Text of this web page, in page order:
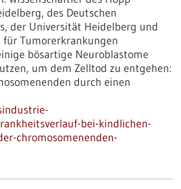
des Deutschen
der Universität Heidelberg und
Tumorerkrankungen
bösartige Neuroblastome
um dem Zelltod zu entgehen:
durch einen
bei-kindlichen-
chromosomenenden-